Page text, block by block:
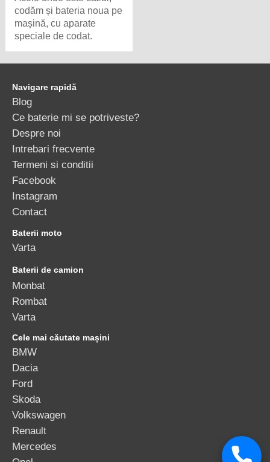
codăm și bateria noua pe
mașină, cu aparate
speciale de codat.
Navigare rapidă
Blog
Ce baterie mi se potriveste?
Despre noi
Intrebari frecvente
Termeni si conditii
Facebook
Instagram
Contact
Baterii moto
Varta
Baterii de camion
Monbat
Rombat
Varta
Cele mai căutate mașini
BMW
Dacia
Ford
Skoda
Volkswagen
Renault
Mercedes